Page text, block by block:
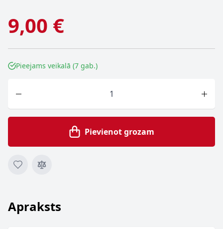
9,00 €
Pieejams veikalā (7 gab.)
Pievienot grozam
Apraksts